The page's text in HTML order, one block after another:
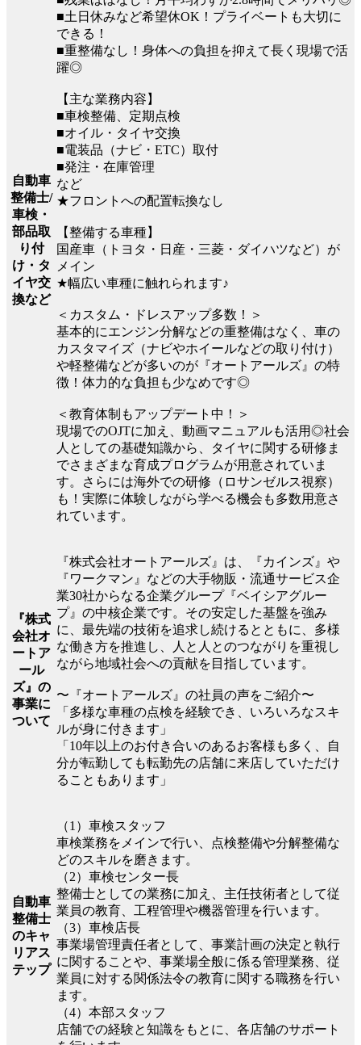
自動車
整備士/
車検・
部品取
り付
け・タ
イヤ交
換など
■土日休みなど希望休OK！プライベートも大切に
できる！
■重整備なし！身体への負担を抑えて長く現場で活
躍◎
【主な業務内容】
■車検整備、定期点検
■オイル・タイヤ交換
■電装品（ナビ・ETC）取付
■発注・在庫管理
など
★フロントへの配置転換なし
【整備する車種】
国産車（トヨタ・日産・三菱・ダイハツなど）が
メイン
★幅広い車種に触れられます♪
＜カスタム・ドレスアップ多数！＞
基本的にエンジン分解などの重整備はなく、車の
カスタマイズ（ナビやホイールなどの取り付け）
や軽整備などが多いのが『オートアールズ』の特
徴！体力的な負担も少なめです◎
＜教育体制もアップデート中！＞
現場でのOJTに加え、動画マニュアルも活用◎社会
人としての基礎知識から、タイヤに関する研修ま
でさまざまな育成プログラムが用意されていま
す。さらには海外での研修（ロサンゼルス視察）
も！実際に体験しながら学べる機会も多数用意さ
れています。
『株式
会社オ
ートア
ール
ズ』の
事業に
ついて
『株式会社オートアールズ』は、『カインズ』や
『ワークマン』などの大手物販・流通サービス企
業30社からなる企業グループ『ベイシアグルー
プ』の中核企業です。その安定した基盤を強み
に、最先端の技術を追求し続けるとともに、多様
な働き方を推進し、人と人とのつながりを重視し
ながら地域社会への貢献を目指しています。
〜『オートアールズ』の社員の声をご紹介〜
「多様な車種の点検を経験でき、いろいろなスキ
ルが身に付きます」
「10年以上のお付き合いのあるお客様も多く、自
分が転勤しても転勤先の店舗に来店していただけ
ることもあります」
自動車
整備士
のキャ
リアス
テップ
（1）車検スタッフ
車検業務をメインで行い、点検整備や分解整備な
どのスキルを磨きます。
（2）車検センター長
整備士としての業務に加え、主任技術者として従
業員の教育、工程管理や機器管理を行います。
（3）車検店長
事業場管理責任者として、事業計画の決定と執行
に関することや、事業場全般に係る管理業務、従
業員に対する関係法令の教育に関する職務を行い
ます。
（4）本部スタッフ
店舗での経験と知識をもとに、各店舗のサポート